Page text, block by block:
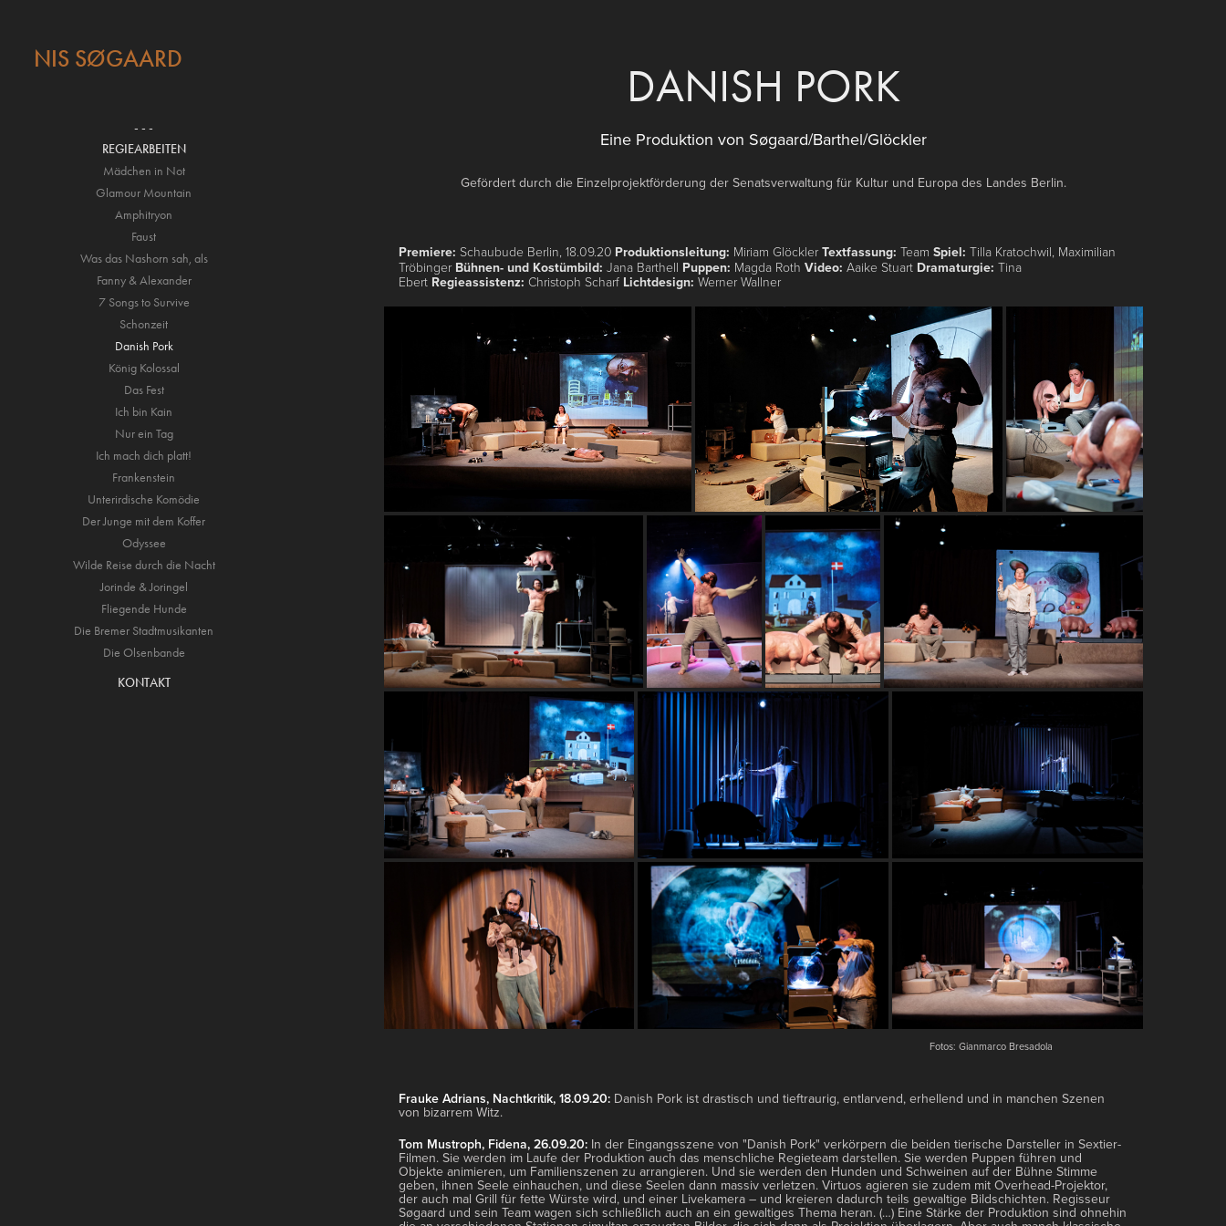
NIS SØGAARD
- - -
REGIEARBEITEN
Mädchen in Not
Glamour Mountain
Amphitryon
Faust
Was das Nashorn sah, als
Fanny & Alexander
7 Songs to Survive
Schonzeit
Danish Pork
König Kolossal
Das Fest
Ich bin Kain
Nur ein Tag
Ich mach dich platt!
Frankenstein
Unterirdische Komödie
Der Junge mit dem Koffer
Odyssee
Wilde Reise durch die Nacht
Jorinde & Joringel
Fliegende Hunde
Die Bremer Stadtmusikanten
Die Olsenbande
KONTAKT
DANISH PORK
Eine Produktion von Søgaard/Barthel/Glöckler
Gefördert durch die Einzelprojektförderung der Senatsverwaltung für Kultur und Europa des Landes Berlin.
Premiere: Schaubude Berlin, 18.09.20 Produktionsleitung: Miriam Glöckler Textfassung: Team Spiel: Tilla Kratochwil, Maximilian
Tröbinger Bühnen- und Kostümbild: Jana Barthell Puppen: Magda Roth Video: Aaike Stuart Dramaturgie: Tina
Ebert Regieassistenz: Christoph Scharf Lichtdesign: Werner Wallner
Fotos: Gianmarco Bresadola
Frauke Adrians, Nachtkritik, 18.09.20: Danish Pork ist drastisch und tieftraurig, entlarvend, erhellend und in manchen Szenen
von bizarrem Witz.
Tom Mustroph, Fidena, 26.09.20: In der Eingangsszene von "Danish Pork" verkörpern die beiden tierische Darsteller in Sextier-
Filmen. Sie werden im Laufe der Produktion auch das menschliche Regieteam darstellen. Sie werden Puppen führen und
Objekte animieren, um Familienszenen zu arrangieren. Und sie werden den Hunden und Schweinen auf der Bühne Stimme
geben, ihnen Seele einhauchen, und diese Seelen dann massiv verletzen. Virtuos agieren sie zudem mit Overhead-Projektor,
der auch mal Grill für fette Würste wird, und einer Livekamera – und kreieren dadurch teils gewaltige Bildschichten. Regisseur
Søgaard und sein Team wagen sich schließlich auch an ein gewaltiges Thema heran. (…) Eine Stärke der Produktion sind ohnehin